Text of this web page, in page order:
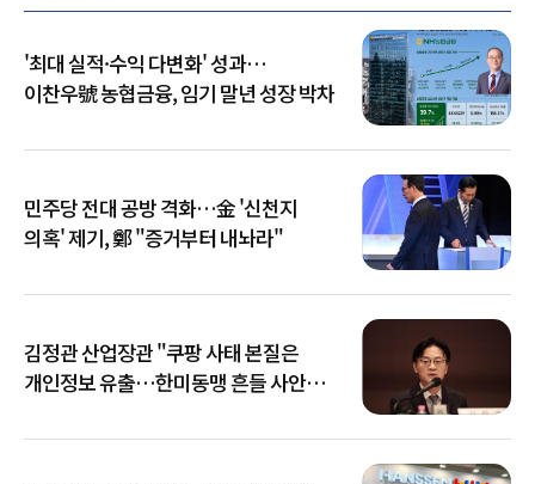
'최대 실적·수익 다변화' 성과…
이찬우號 농협금융, 임기 말년 성장 박차
민주당 전대 공방 격화…金 '신천지
의혹' 제기, 鄭 "증거부터 내놔라"
김정관 산업장관 "쿠팡 사태 본질은
개인정보 유출…한미동맹 흔들 사안